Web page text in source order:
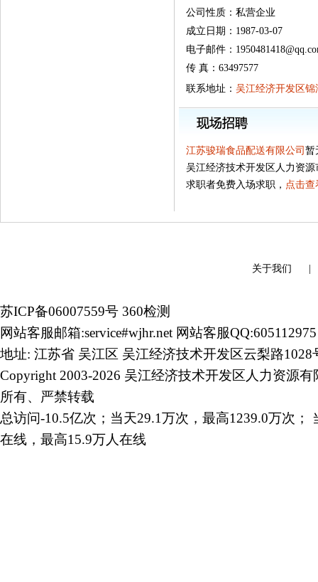
公司性质：私营企业
成立日期：1987-03-07
电子邮件：
传 真：63497577
联系地址： 吴江经济开发区锦
江苏骏瑞食品配送有限公司 暂
吴江经济技术开发区人力资
求职者免费入场求职， 点击查
关于我们
苏ICP备06007559号 360检测
网站客服邮箱:service#wjhr.net 网站客服QQ:605112975
地址: 江苏省 吴江区 吴江经济技术开发区云梨路1028
Copyright 2003-2026 吴江经济技术开发区人力资源有
所有、严禁转载
总访问-10.5亿次；当天29.1万次，最高1239.0万次；
在线，最高15.9万人在线